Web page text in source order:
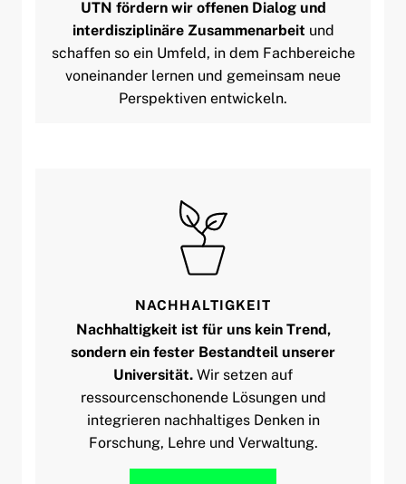
UTN fördern wir offenen Dialog und
interdisziplinäre Zusammenarbeit und
schaffen so ein Umfeld, in dem Fachbereiche
voneinander lernen und gemeinsam neue
Perspektiven entwickeln.
NACHHALTIGKEIT
Nachhaltigkeit ist für uns kein Trend,
sondern ein fester Bestandteil unserer
Universität. Wir setzen auf
ressourcenschonende Lösungen und
integrieren nachhaltiges Denken in
Forschung, Lehre und Verwaltung.